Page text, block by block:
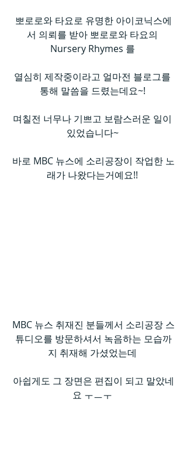
뽀로로와 타요로 유명한 아이코닉스에
서 의뢰를 받아 뽀로로와 타요의
Nursery Rhymes 를
열심히 제작중이라고 얼마전 블로그를
통해 말씀을 드렸는데요~!
며칠전 너무나 기쁘고 보람스러운 일이
있었습니다~
바로 MBC 뉴스에 소리공장이 작업한 노
래가 나왔다는거예요!!
MBC 뉴스 취재진 분들께서 소리공장 스
튜디오를 방문하셔서 녹음하는 모습까
지 취재해 가셨었는데
아쉽게도 그 장면은 편집이 되고 말았네
요 ㅜㅡㅜ